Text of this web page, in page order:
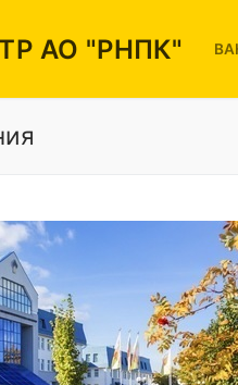
АО "РНПК"
Вакансии
Режим работы
Контакты